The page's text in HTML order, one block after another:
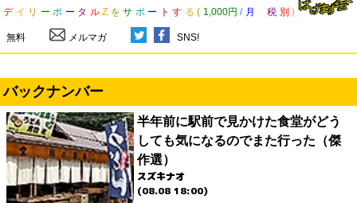
デ イ リ ー ポ ー タ ル Z を サ ポ ー ト す る ( 1,000円 / 月 税 別 )
無料 メルマガ SNS!
バックナンバー
半年前に駅前で見かけた食堂がどう
しても気になるのでまた行った（傑
作選）
スズキナオ
(08.08 18:00)